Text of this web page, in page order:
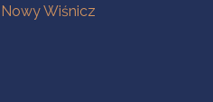
Nowy Wiśnicz